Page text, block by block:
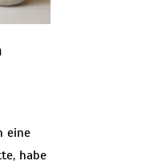
eine
habe